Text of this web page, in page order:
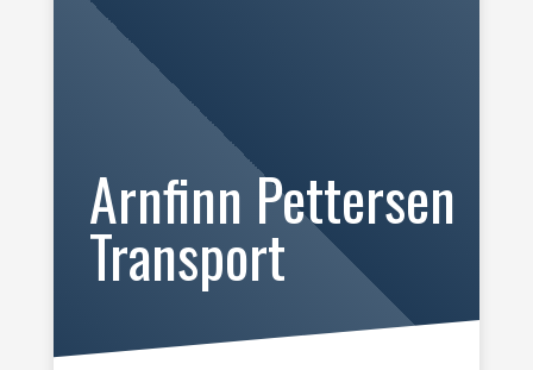
Arnfinn Pettersen
Transport